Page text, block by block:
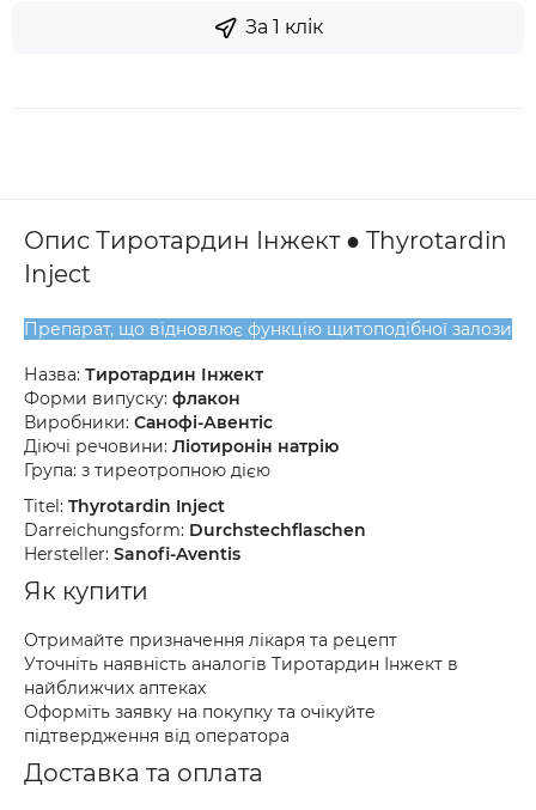
За 1 клік
Опис Тиротардин Інжект ● Thyrotardin
Inject
Препарат, що відновлює функцію щитоподібної залози
Назва: Тиротардин Інжект
Форми випуску: флакон
Виробники: Санофі-Авентіс
Діючі речовини: Ліотиронін натрію
Група: з тиреотропною дією
Titel: Thyrotardin Inject
Darreichungsform: Durchstechflaschen
Hersteller: Sanofi-Aventis
Як купити
Отримайте призначення лікаря та рецепт
Уточніть наявність аналогів Тиротардин Інжект в
найближчих аптеках
Оформіть заявку на покупку та очікуйте
підтвердження від оператора
Доставка та оплата